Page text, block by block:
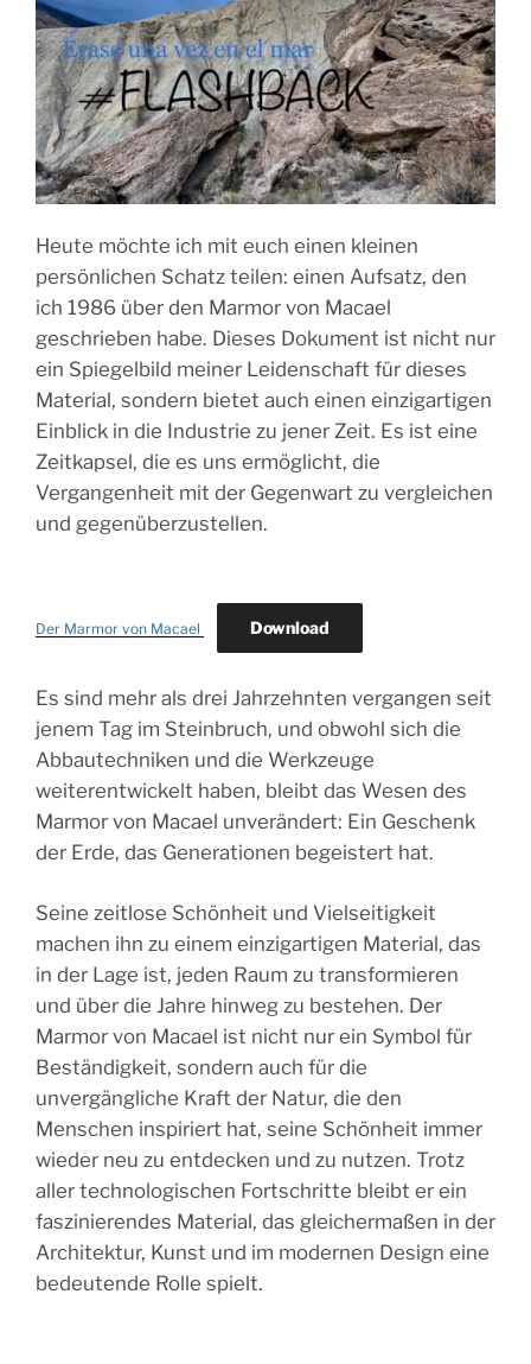
Heute möchte ich mit euch einen kleinen
persönlichen Schatz teilen: einen Aufsatz, den
ich 1986 über den Marmor von Macael
geschrieben habe. Dieses Dokument ist nicht nur
ein Spiegelbild meiner Leidenschaft für dieses
Material, sondern bietet auch einen einzigartigen
Einblick in die Industrie zu jener Zeit. Es ist eine
Zeitkapsel, die es uns ermöglicht, die
Vergangenheit mit der Gegenwart zu vergleichen
und gegenüberzustellen.
Der Marmor von Macael Download
Es sind mehr als drei Jahrzehnten vergangen seit
jenem Tag im Steinbruch, und obwohl sich die
Abbautechniken und die Werkzeuge
weiterentwickelt haben, bleibt das Wesen des
Marmor von Macael unverändert: Ein Geschenk
der Erde, das Generationen begeistert hat.
Seine zeitlose Schönheit und Vielseitigkeit
machen ihn zu einem einzigartigen Material, das
in der Lage ist, jeden Raum zu transformieren
und über die Jahre hinweg zu bestehen. Der
Marmor von Macael ist nicht nur ein Symbol für
Beständigkeit, sondern auch für die
unvergängliche Kraft der Natur, die den
Menschen inspiriert hat, seine Schönheit immer
wieder neu zu entdecken und zu nutzen. Trotz
aller technologischen Fortschritte bleibt er ein
faszinierendes Material, das gleichermaßen in der
Architektur, Kunst und im modernen Design eine
bedeutende Rolle spielt.